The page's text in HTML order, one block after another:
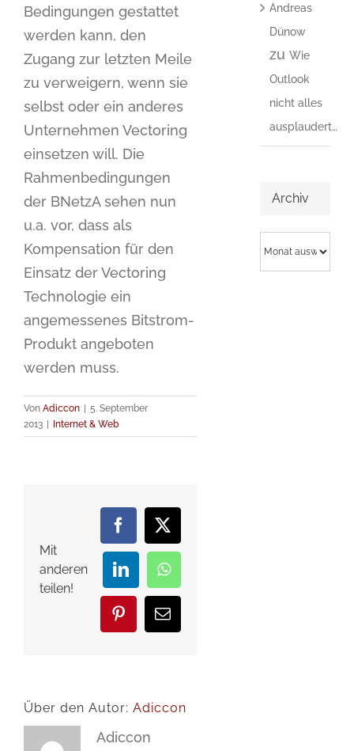
Bedingungen gestattet
werden kann, den
Zugang zur letzten Meile
zu verweigern, wenn sie
selbst oder ein anderes
Unternehmen Vectoring
einsetzen will. Die
Rahmenbedingungen
der BNetzA sehen nun
u.a. vor, dass als
Kompensation für den
Einsatz der Vectoring
Technologie ein
angemessenes Bitstrom-
Produkt angeboten
werden muss.
Von Adiccon
5. September
2013
Internet & Web
Mit
anderen
teilen!
Facebook
X
LinkedInWhatsApp
Pinterest
E-
Mail
Über den Autor: Adiccon
Adiccon
Andreas
Dünow
zu Wie
Outlook
nicht alles
ausplaudert…
Archiv